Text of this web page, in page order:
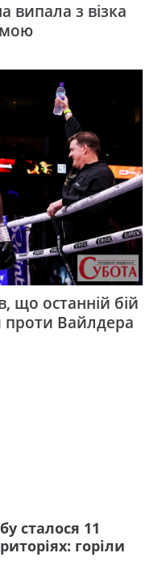
випала з візка
що останній бій
проти Вайлдера
сталося 11
горіли